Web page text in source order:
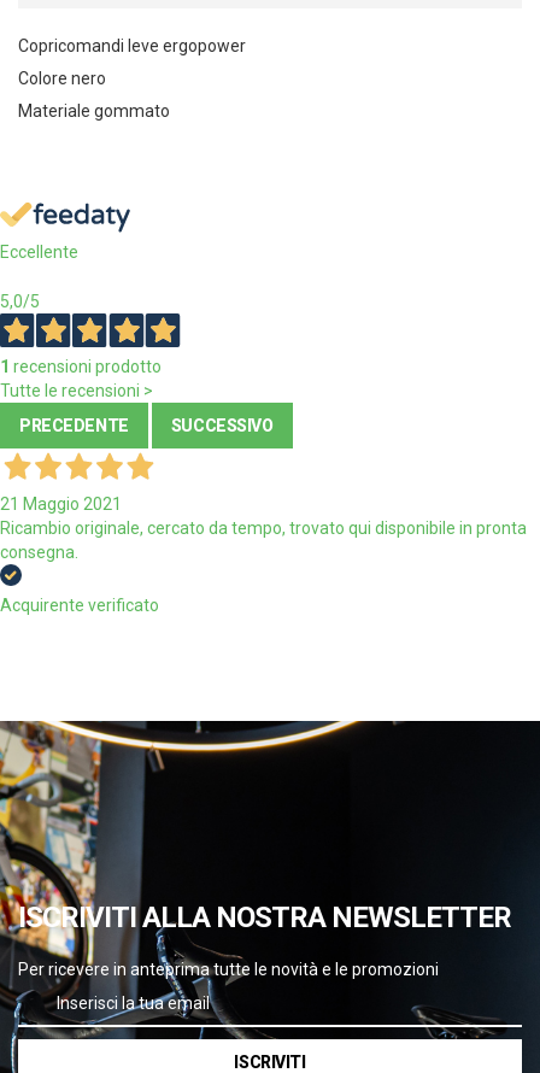
Copricomandi leve ergopower
Colore nero
Materiale gommato
Eccellente
5,0/5
1 recensioni prodotto
Tutte le recensioni >
PRECEDENTE
SUCCESSIVO
21 Maggio 2021
Ricambio originale, cercato da tempo, trovato qui disponibile in pronta
consegna.
Acquirente verificato
ISCRIVITI ALLA NOSTRA NEWSLETTER
Per ricevere in anteprima tutte le novità e le promozioni
ISCRIVITI